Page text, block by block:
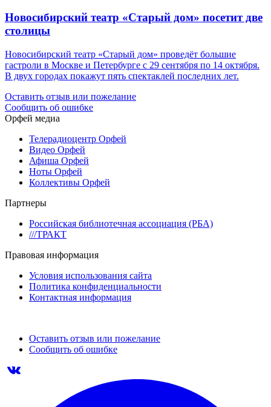
Новосибирский театр «Старый дом» посетит две
столицы
Новосибирский театр «Старый дом» проведёт большие
гастроли в Москве и Петербурге с 29 сентября по 14 октября.
В двух городах покажут пять спектаклей последних лет.
Оставить отзыв или пожелание
Сообщить об ошибке
Орфей медиа
Телерадиоцентр Орфей
Видео Орфей
Афиша Орфей
Ноты Орфей
Коллективы Орфей
Партнеры
Российская библиотечная ассоциация (РБА)
///ТРАКТ
Правовая информация
Условия использования сайта
Политика конфиденциальности
Контактная информация
Оставить отзыв или пожелание
Сообщить об ошибке